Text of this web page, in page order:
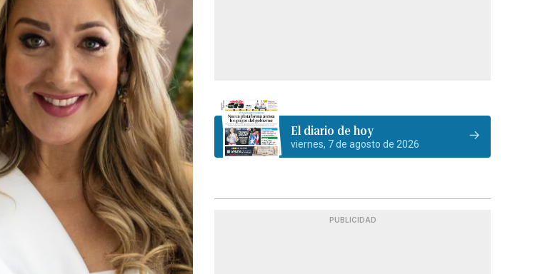
El diario de hoy
viernes, 7 de agosto de 2026
PUBLICIDAD